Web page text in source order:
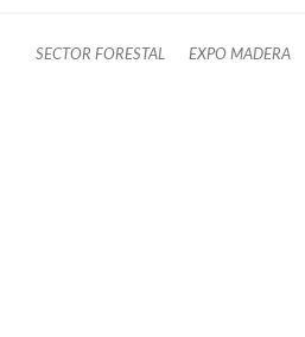
SECTOR FORESTAL EXPO MADERA